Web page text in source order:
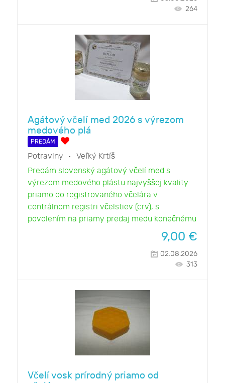
264
Agátový včelí med 2026 s výrezom
medového plá
PREDÁM
Potraviny
Veľký Krtíš
Predám slovenský agátový včelí med s
výrezom medového plástu najvyššej kvality
priamo do registrovaného včelára v
centrálnom registri včelstiev (crv), s
povolením na priamy predaj medu konečnému
9,00 €
02.08.2026
313
Včelí vosk prírodný priamo od